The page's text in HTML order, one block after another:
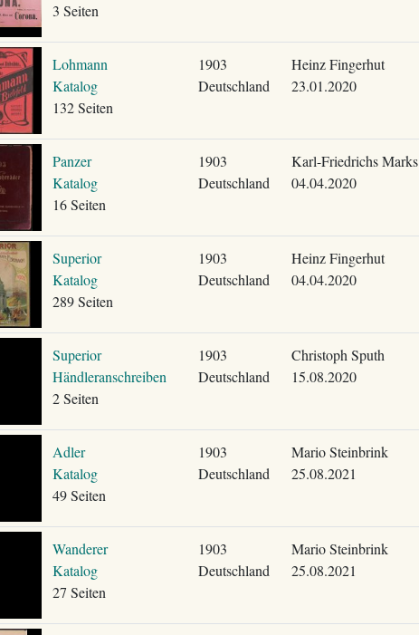
3 Seiten
Lohmann
Katalog
132 Seiten
1903
Deutschland
Heinz Fingerhut
23.01.2020
Panzer
Katalog
16 Seiten
1903
Deutschland
Karl-Friedrichs Marks
04.04.2020
Superior
Katalog
289 Seiten
1903
Deutschland
Heinz Fingerhut
04.04.2020
Superior
Händleranschreiben
2 Seiten
1903
Deutschland
Christoph Sputh
15.08.2020
Adler
Katalog
49 Seiten
1903
Deutschland
Mario Steinbrink
25.08.2021
Wanderer
Katalog
27 Seiten
1903
Deutschland
Mario Steinbrink
25.08.2021